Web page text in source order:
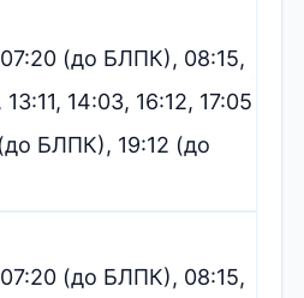
(до БЛПК), 08:15,
14:03, 16:12, 17:05
БЛПК), 19:12 (до
(до БЛПК), 08:15,